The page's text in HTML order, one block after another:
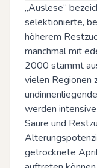
„Auslese“
selektionierte,
höherem
manchmal mit
2000 stammt
vielen Regionen
werden
Säure und
getrocknete